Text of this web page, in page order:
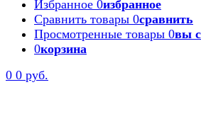
Избранное 0избранное
Сравнить товары 0сравнить
Просмотренные товары 0вы
0корзина
0 0 руб.